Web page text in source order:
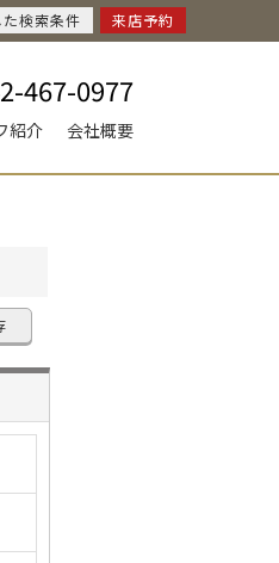
467-0977
紹介 会社概要
検索条件 来店予約